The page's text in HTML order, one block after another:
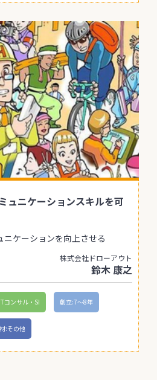
ュニケーションスキルを可
ケーションを向上させる
株式会社ドローアウト
鈴木 康之
コンサル・SI 創立:7〜8年
:その他